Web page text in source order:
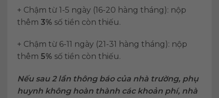
+ Chậm từ 1-5 ngày (16-20 hàng tháng): nộp
thêm 3% số tiền còn thiếu.
+ Chậm từ 6-11 ngày (21-31 hàng tháng): nộp
thêm 5% số tiền còn thiếu.
Nếu sau 2 lần thông báo của nhà trường, phụ
huynh không hoàn thành các khoản phí, nhà